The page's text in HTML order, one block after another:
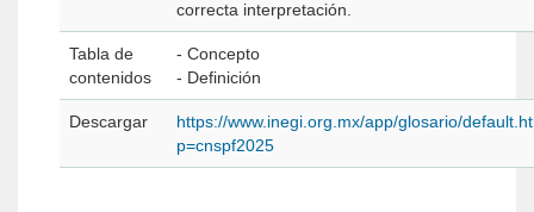
correcta interpretación.
Tabla de
contenidos
- Concepto
- Definición
Descargar
https://www.inegi.org.mx/app/glosario/
p=cnspf2025